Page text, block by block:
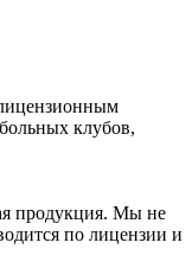
клубов,
продукция. Мы не
по лицензии и